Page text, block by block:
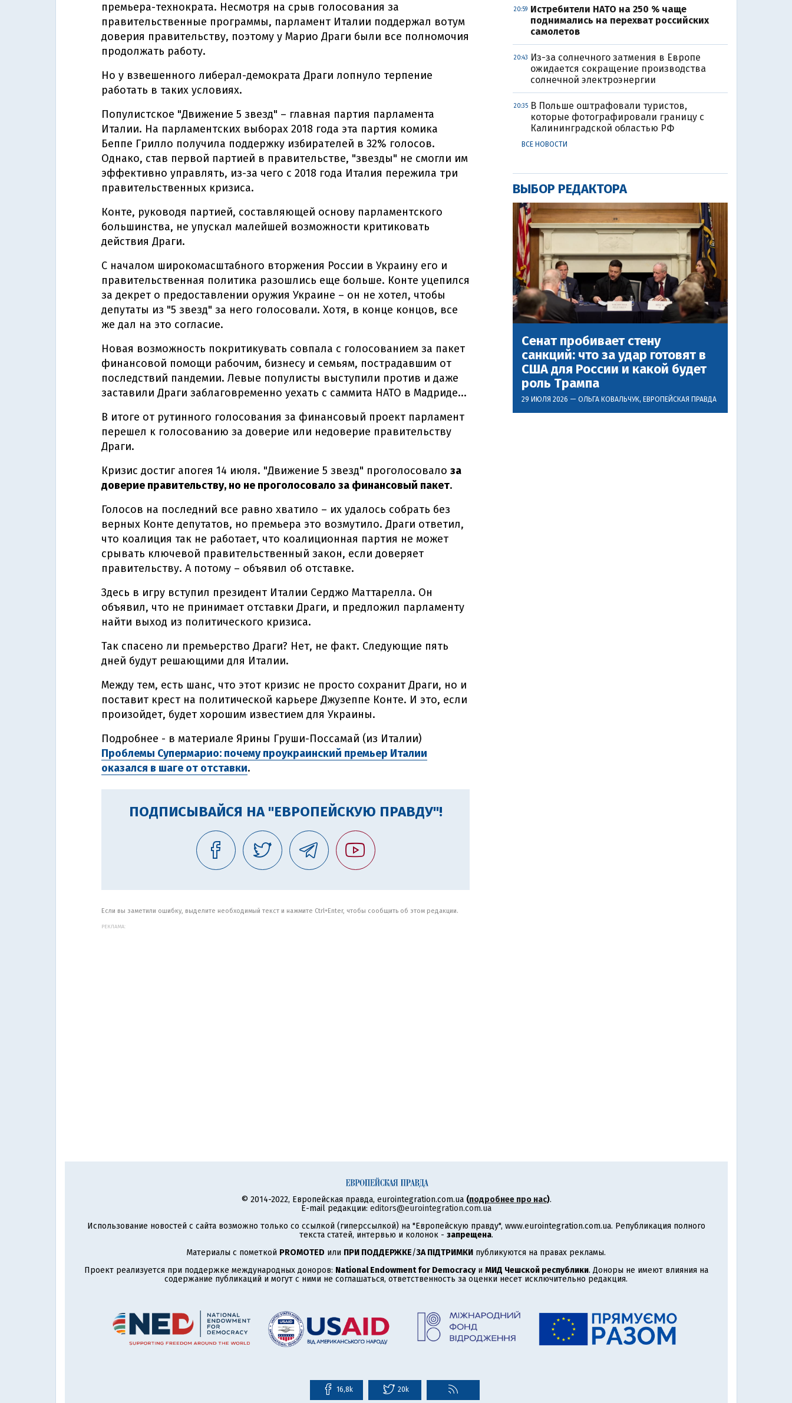
премьера-технократа. Несмотря на срыв голосования за
правительственные программы, парламент Италии поддержал вотум
доверия правительству, поэтому у Марио Драги были все полномочия
продолжать работу.
Но у взвешенного либерал-демократа Драги лопнуло терпение
работать в таких условиях.
Популистское "Движение 5 звезд" – главная партия парламента
Италии. На парламентских выборах 2018 года эта партия комика
Беппе Грилло получила поддержку избирателей в 32% голосов.
Однако, став первой партией в правительстве, "звезды" не смогли им
эффективно управлять, из-за чего с 2018 года Италия пережила три
правительственных кризиса.
Конте, руководя партией, составляющей основу парламентского
большинства, не упускал малейшей возможности критиковать
действия Драги.
С началом широкомасштабного вторжения России в Украину его и
правительственная политика разошлись еще больше. Конте уцепился
за декрет о предоставлении оружия Украине – он не хотел, чтобы
депутаты из "5 звезд" за него голосовали. Хотя, в конце концов, все
же дал на это согласие.
Новая возможность покритикувать совпала с голосованием за пакет
финансовой помощи рабочим, бизнесу и семьям, пострадавшим от
последствий пандемии. Левые популисты выступили против и даже
заставили Драги заблаговременно уехать с саммита НАТО в Мадриде...
В итоге от рутинного голосования за финансовый проект парламент
перешел к голосованию за доверие или недоверие правительству
Драги.
Кризис достиг апогея 14 июля. "Движение 5 звезд" проголосовало за
доверие правительству, но не проголосовало за финансовый пакет.
Голосов на последний все равно хватило – их удалось собрать без
верных Конте депутатов, но премьера это возмутило. Драги ответил,
что коалиция так не работает, что коалиционная партия не может
срывать ключевой правительственный закон, если доверяет
правительству. А потому – объявил об отставке.
Здесь в игру вступил президент Италии Серджо Маттарелла. Он
объявил, что не принимает отставки Драги, и предложил парламенту
найти выход из политического кризиса.
Так спасено ли премьерство Драги? Нет, не факт. Следующие пять
дней будут решающими для Италии.
Между тем, есть шанс, что этот кризис не просто сохранит Драги, но и
поставит крест на политической карьере Джузеппе Конте. И это, если
произойдет, будет хорошим известием для Украины.
Подробнее - в материале Ярины Груши-Поссамай (из Италии)
Проблемы Супермарио: почему проукраинский премьер Италии
оказался в шаге от отставки.
ПОДПИСЫВАЙСЯ НА "ЕВРОПЕЙСКУЮ ПРАВДУ"!
Если вы заметили ошибку, выделите необходимый текст и нажмите Ctrl+Enter, чтобы сообщить об этом редакции.
РЕКЛАМА:
20:59 Истребители НАТО на 250 % чаще
поднимались на перехват российских
самолетов
20:43 Из-за солнечного затмения в Европе
ожидается сокращение производства
солнечной электроэнергии
20:35 В Польше оштрафовали туристов,
которые фотографировали границу с
Калининградской областью РФ
ВСЕ НОВОСТИ
ВЫБОР РЕДАКТОРА
Сенат пробивает стену
санкций: что за удар готовят в
США для России и какой будет
роль Трампа
29 ИЮЛЯ 2026 — ОЛЬГА КОВАЛЬЧУК, ЕВРОПЕЙСКАЯ ПРАВДА
© 2014-2022, Европейская правда, eurointegration.com.ua (подробнее про нас).
E-mail редакции: editors@eurointegration.com.ua
Использование новостей с сайта возможно только со ссылкой (гиперссылкой) на "Европейскую правду", www.eurointegration.com.ua. Републикация полного
текста статей, интервью и колонок - запрещена.
Материалы с пометкой PROMOTED или ПРИ ПОДДЕРЖКЕ/ЗА ПІДТРИМКИ публикуются на правах рекламы.
Проект реализуется при поддержке международных доноров: National Endowment for Democracyи МИД Чешской республики. Доноры не имеют влияния на
содержание публикаций и могут с ними не соглашаться, ответственность за оценки несет исключительно редакция.
16,8k 20k